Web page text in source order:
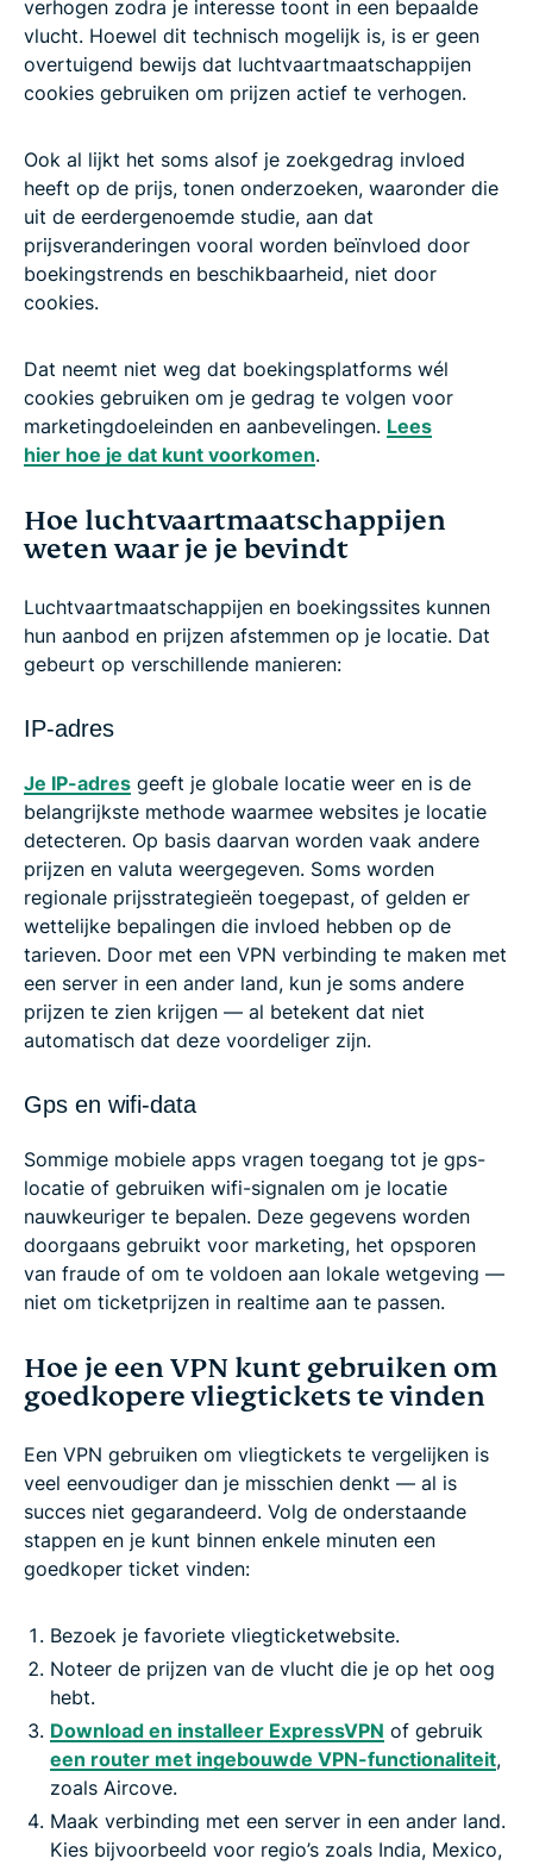
verhogen zodra je interesse toont in een bepaalde
vlucht. Hoewel dit technisch mogelijk is, is er geen
overtuigend bewijs dat luchtvaartmaatschappijen
cookies gebruiken om prijzen actief te verhogen.
Ook al lijkt het soms alsof je zoekgedrag invloed
heeft op de prijs, tonen onderzoeken, waaronder die
uit de eerdergenoemde studie, aan dat
prijsveranderingen vooral worden beïnvloed door
boekingstrends en beschikbaarheid, niet door
cookies.
Dat neemt niet weg dat boekingsplatforms wél
cookies gebruiken om je gedrag te volgen voor
marketingdoeleinden en aanbevelingen. Lees
hier hoe je dat kunt voorkomen.
Hoe luchtvaartmaatschappijen
weten waar je je bevindt
Luchtvaartmaatschappijen en boekingssites kunnen
hun aanbod en prijzen afstemmen op je locatie. Dat
gebeurt op verschillende manieren:
IP-adres
Je IP-adres geeft je globale locatie weer en is de
belangrijkste methode waarmee websites je locatie
detecteren. Op basis daarvan worden vaak andere
prijzen en valuta weergegeven. Soms worden
regionale prijsstrategieën toegepast, of gelden er
wettelijke bepalingen die invloed hebben op de
tarieven. Door met een VPN verbinding te maken met
een server in een ander land, kun je soms andere
prijzen te zien krijgen — al betekent dat niet
automatisch dat deze voordeliger zijn.
Gps en wifi-data
Sommige mobiele apps vragen toegang tot je gps-
locatie of gebruiken wifi-signalen om je locatie
nauwkeuriger te bepalen. Deze gegevens worden
doorgaans gebruikt voor marketing, het opsporen
van fraude of om te voldoen aan lokale wetgeving —
niet om ticketprijzen in realtime aan te passen.
Hoe je een VPN kunt gebruiken om
goedkopere vliegtickets te vinden
Een VPN gebruiken om vliegtickets te vergelijken is
veel eenvoudiger dan je misschien denkt — al is
succes niet gegarandeerd. Volg de onderstaande
stappen en je kunt binnen enkele minuten een
goedkoper ticket vinden:
Bezoek je favoriete vliegticketwebsite.
Noteer de prijzen van de vlucht die je op het oog
hebt.
Download en installeer ExpressVPN of gebruik
een router met ingebouwde VPN-functionaliteit,
zoals Aircove.
Maak verbinding met een server in een ander land.
Kies bijvoorbeeld voor regio’s zoals India, Mexico,